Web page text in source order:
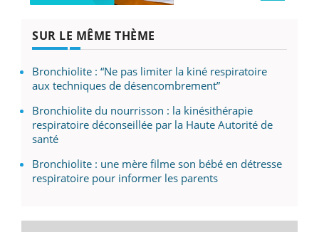
SUR LE MÊME THÈME
Bronchiolite : “Ne pas limiter la kiné respiratoire
aux techniques de désencombrement”
Bronchiolite du nourrisson : la kinésithérapie
respiratoire déconseillée par la Haute Autorité de
santé
Bronchiolite : une mère filme son bébé en détresse
respiratoire pour informer les parents